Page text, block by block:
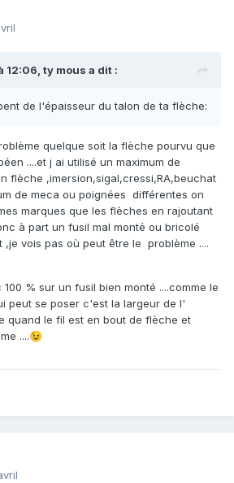
12:06, ty mous a dit :
de l'épaisseur du talon de ta flèche:
quelque soit la flèche pourvu que
....et j ai utilisé un maximum de
flèche ,imersion,sigal,cressi,RA,beuchat
de meca ou poignées différentes on
marques que les flèches en rajoutant
à part un fusil mal monté ou bricolé
,je vois pas où peut être le problème ....
% sur un fusil bien monté ....comme le
peut se poser c'est la largeur de l'
quand le fil est en bout de flèche et
....😉